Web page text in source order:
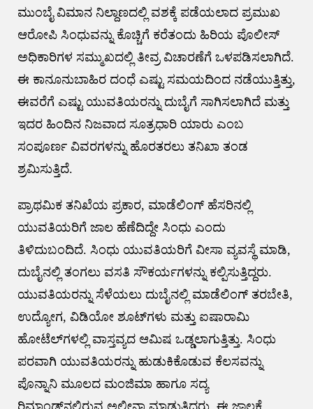
ಮುಂಬೈ ವಿಮಾನ ನಿಲ್ದಾಣದಲ್ಲಿ ವಶಕ್ಕೆ ಪಡೆಯಲಾದ ಪ್ರಮುಖ
ಆರೋಪಿ ಸಿಂಧುವನ್ನು ಕೊಚ್ಚಿಗೆ ಕರೆತಂದು ಹಿರಿಯ ಪೊಲೀಸ್
ಅಧಿಕಾರಿಗಳ ಸಮ್ಮುಖದಲ್ಲಿ ತೀವ್ರ ವಿಚಾರಣೆಗೆ ಒಳಪಡಿಸಲಾಗಿದೆ.
ಈ ಕಾನೂನುಬಾಹಿರ ದಂಧೆ ಎಷ್ಟು ಸಮಯದಿಂದ ನಡೆಯುತ್ತಿತ್ತು,
ಈವರೆಗೆ ಎಷ್ಟು ಯುವತಿಯರನ್ನು ದುಬೈಗೆ ಸಾಗಿಸಲಾಗಿದೆ ಮತ್ತು
ಇದರ ಹಿಂದಿನ ನಿಜವಾದ ಸೂತ್ರಧಾರಿ ಯಾರು ಎಂಬ
ಸಂಪೂರ್ಣ ವಿವರಗಳನ್ನು ಹೊರತರಲು ತನಿಖಾ ತಂಡ
ಶ್ರಮಿಸುತ್ತಿದೆ.
ಪ್ರಾಥಮಿಕ ತನಿಖೆಯ ಪ್ರಕಾರ, ಮಾಡೆಲಿಂಗ್ ಹೆಸರಿನಲ್ಲಿ
ಯುವತಿಯರಿಗೆ ಜಾಲ ಹೆಣೆದಿದ್ದೇ ಸಿಂಧು ಎಂದು
ತಿಳಿದುಬಂದಿದೆ. ಸಿಂಧು ಯುವತಿಯರಿಗೆ ವೀಸಾ ವ್ಯವಸ್ಥೆ ಮಾಡಿ,
ದುಬೈನಲ್ಲಿ ತಂಗಲು ವಸತಿ ಸೌಕರ್ಯಗಳನ್ನು ಕಲ್ಪಿಸುತ್ತಿದ್ದರು.
ಯುವತಿಯರನ್ನು ಸೆಳೆಯಲು ದುಬೈನಲ್ಲಿ ಮಾಡೆಲಿಂಗ್ ತರಬೇತಿ,
ಉದ್ಯೋಗ, ವಿಡಿಯೋ ಶೂಟ್‌ಗಳು ಮತ್ತು ಐಷಾರಾಮಿ
ಹೋಟೆಲ್‌ಗಳಲ್ಲಿ ವಾಸ್ತವ್ಯದ ಆಮಿಷ ಒಡ್ಡಲಾಗುತ್ತಿತ್ತು. ಸಿಂಧು
ಪರವಾಗಿ ಯುವತಿಯರನ್ನು ಹುಡುಕಿಕೊಡುವ ಕೆಲಸವನ್ನು
ಪೊನ್ನಾನಿ ಮೂಲದ ಮಂಜಿಮಾ ಹಾಗೂ ಸದ್ಯ
ರಿಮಾಂಡ್‌ನಲ್ಲಿರುವ ಅಲೀನಾ ಮಾಡುತ್ತಿದ್ದರು. ಈ ಜಾಲಕ್ಕೆ